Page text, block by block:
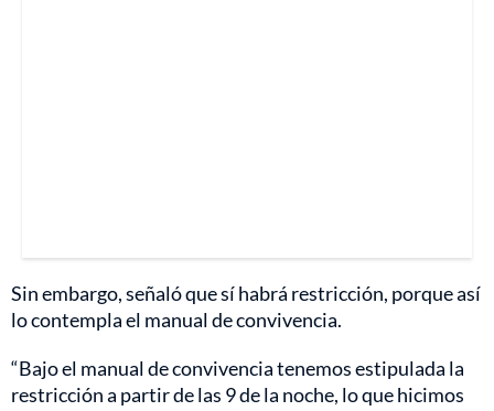
Sin embargo, señaló que sí habrá restricción, porque así
lo contempla el manual de convivencia.
“Bajo el manual de convivencia tenemos estipulada la
restricción a partir de las 9 de la noche, lo que hicimos